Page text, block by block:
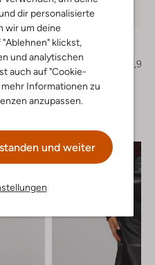
dir personalisierte
wir um deine
klickst,
und analytischen
auch auf "Cookie-
Informationen zu
anzupassen.
und weiter
Letzter Artikel
-50%
Lodi
Pumps
€ 209,95
€ 104,99